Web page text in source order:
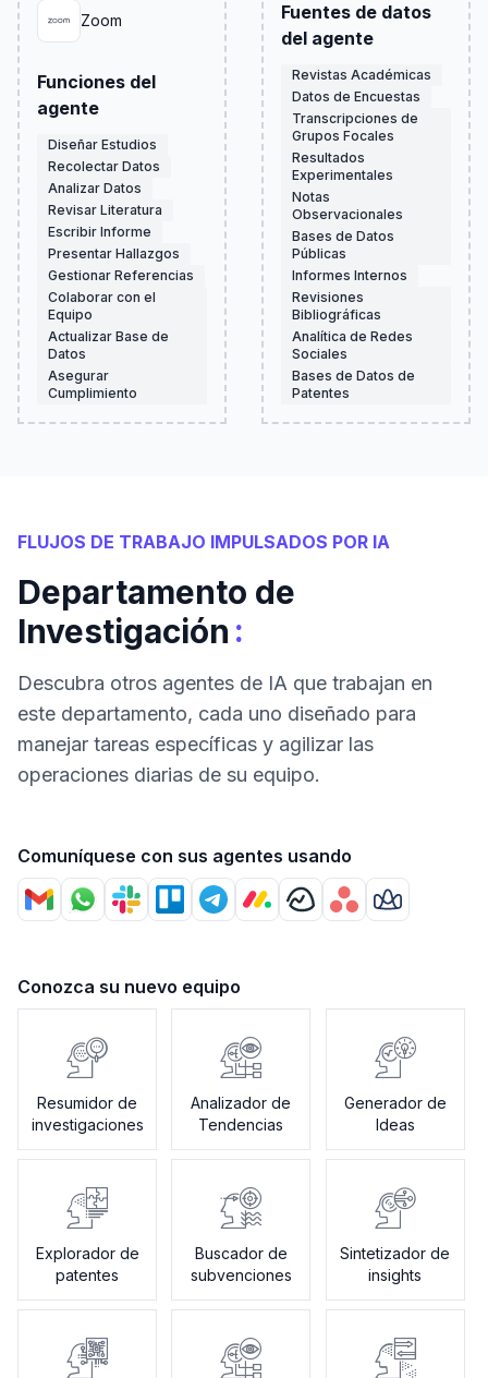
Zoom
Funciones del
agente
Diseñar Estudios
Recolectar Datos
Analizar Datos
Revisar Literatura
Escribir Informe
Presentar Hallazgos
Gestionar Referencias
Colaborar con el
Equipo
Actualizar Base de
Datos
Asegurar
Cumplimiento
Fuentes de datos
del agente
Revistas Académicas
Datos de Encuestas
Transcripciones de
Grupos Focales
Resultados
Experimentales
Notas
Observacionales
Bases de Datos
Públicas
Informes Internos
Revisiones
Bibliográficas
Analítica de Redes
Sociales
Bases de Datos de
Patentes
FLUJOS DE TRABAJO IMPULSADOS POR IA
Departamento de
Investigación :
Descubra otros agentes de IA que trabajan en
este departamento, cada uno diseñado para
manejar tareas específicas y agilizar las
operaciones diarias de su equipo.
Comuníquese con sus agentes usando
Conozca su nuevo equipo
Resumidor de
investigaciones
Analizador de
Tendencias
Generador de
Ideas
Explorador de
patentes
Buscador de
subvenciones
Sintetizador de
insights